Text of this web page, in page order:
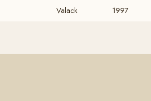
Valack 1997